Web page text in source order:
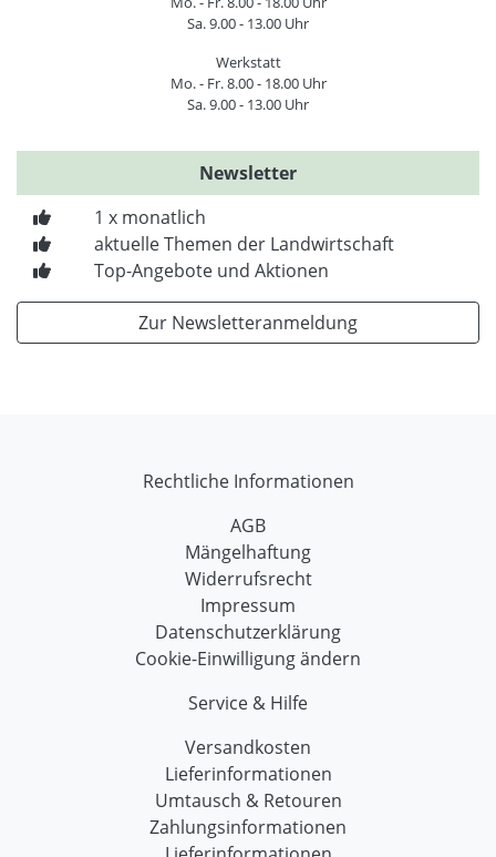
Sa. 9.00 - 13.00 Uhr
Werkstatt
Mo. - Fr. 8.00 - 18.00 Uhr
Sa. 9.00 - 13.00 Uhr
Newsletter
1 x monatlich
aktuelle Themen der Landwirtschaft
Top-Angebote und Aktionen
Zur Newsletteranmeldung
Rechtliche Informationen
AGB
Mängelhaftung
Widerrufsrecht
Impressum
Datenschutzerklärung
Cookie-Einwilligung ändern
Service & Hilfe
Versandkosten
Lieferinformationen
Umtausch & Retouren
Zahlungsinformationen